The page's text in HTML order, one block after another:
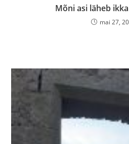
Mõni asi läheb
mai 27,